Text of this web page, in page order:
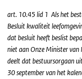
art. 10.45 lid 1 Als het
Besluit kwaliteit
dat besluit heeft beslist
niet aan Onze Minister
deelt dat bestuursorgaan
30 september van het